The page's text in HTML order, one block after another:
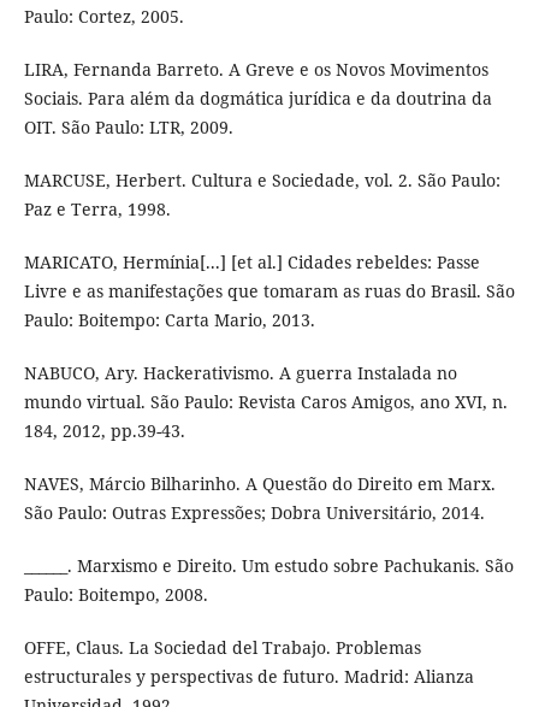
Paulo: Cortez, 2005.
LIRA, Fernanda Barreto. A Greve e os Novos Movimentos
Sociais. Para além da dogmática jurídica e da doutrina da
OIT. São Paulo: LTR, 2009.
MARCUSE, Herbert. Cultura e Sociedade, vol. 2. São Paulo:
Paz e Terra, 1998.
MARICATO, Hermínia[...] [et al.] Cidades rebeldes: Passe
Livre e as manifestações que tomaram as ruas do Brasil. São
Paulo: Boitempo: Carta Mario, 2013.
NABUCO, Ary. Hackerativismo. A guerra Instalada no
mundo virtual. São Paulo: Revista Caros Amigos, ano XVI, n.
184, 2012, pp.39-43.
NAVES, Márcio Bilharinho. A Questão do Direito em Marx.
São Paulo: Outras Expressões; Dobra Universitário, 2014.
______. Marxismo e Direito. Um estudo sobre Pachukanis. São
Paulo: Boitempo, 2008.
OFFE, Claus. La Sociedad del Trabajo. Problemas
estructurales y perspectivas de futuro. Madrid: Alianza